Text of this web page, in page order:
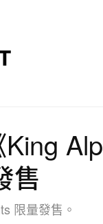
售
限量發售。